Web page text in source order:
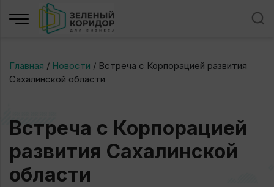
Главная / Новости / Встреча с Корпорацией развития
Сахалинской области
Встреча с Корпорацией
развития Сахалинской
области